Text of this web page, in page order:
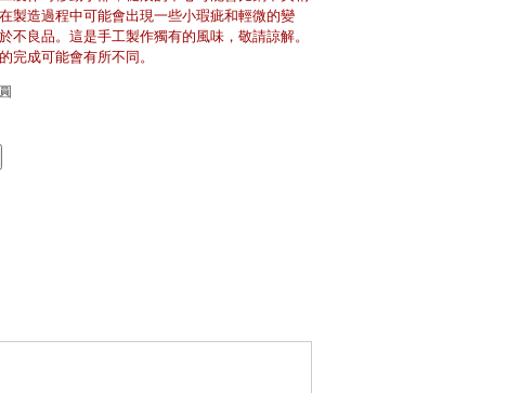
製造過程中可能會出現一些小瑕疵和輕微的變
不良品。這是手工製作獨有的風味，敬請諒解。
完成可能會有所不同。